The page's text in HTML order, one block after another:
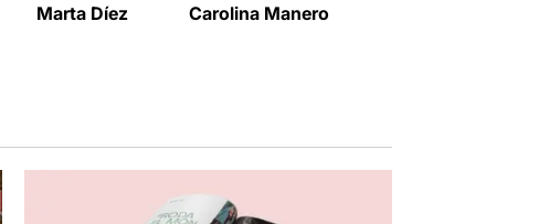
Marta Díez Carolina Manero